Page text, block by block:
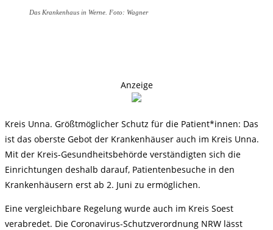
Das Krankenhaus in Werne. Foto: Wagner
Anzeige
Kreis Unna. Größtmöglicher Schutz für die Patient*innen: Das
ist das oberste Gebot der Krankenhäuser auch im Kreis Unna.
Mit der Kreis-Gesundheitsbehörde verständigten sich die
Einrichtungen deshalb darauf, Patientenbesuche in den
Krankenhäusern erst ab 2. Juni zu ermöglichen.
Eine vergleichbare Regelung wurde auch im Kreis Soest
verabredet. Die Coronavirus-Schutzverordnung NRW lässt